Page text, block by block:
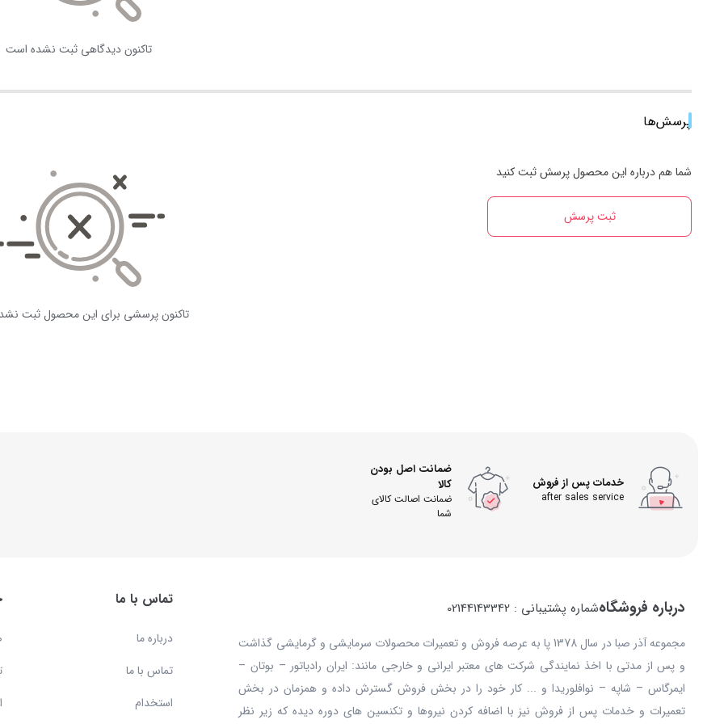
تاکنون دیدگاهی ثبت نشده است
پرسش‌ها
شما هم درباره این محصول پرسش ثبت کنید
ثبت پرسش
تاکنون پرسشی برای این محصول ثبت
خدمات پس از فروش
after sales service
ضمانت اصل بودن
کالا
ضمانت اصالت کالای
شما
درباره فروشگاهشماره پشتیبانی : 02144143342
مجموعه آذر صبا در سال 1378 پا به عرصه فروش و تعمیرات محصولات سرمایشی و گرمایشی گذاشت
و پس از مدتی با اخذ نمایندگی شرکت های معتبر ایرانی و خارجی مانند: ایران رادیاتور – بوتان –
ایمرگاس – شاپه – نوافلوریدا و ... کار خود را در بخش فروش گسترش داده و همزمان در بخش
تعمیرات و خدمات پس از فروش نیز با اضافه کردن نیروها و تکنسین های دوره دیده که زیر نظر
تماس با ما
درباره ما
تماس با ما
استخدام